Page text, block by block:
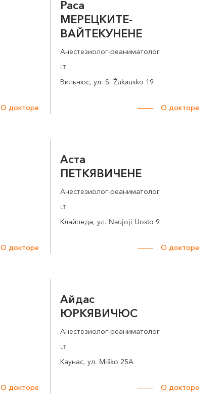
О докторе
Раса
МЕРЕЦКИТЕ-
ВАЙТЕКУНЕНЕ
Анестезиолог-реаниматолог
LT
Вильнюс, ул. S. Žukausko 19
О докторе
О докторе
Аста
ПЕТКЯВИЧЕНЕ
Анестезиолог-реаниматолог
LT
Клайпеда, ул. Naujoji Uosto 9
О докторе
О докторе
Айдас
ЮРКЯВИЧЮС
Анестезиолог-реаниматолог
LT
Каунас, ул. Miško 25A
О докторе